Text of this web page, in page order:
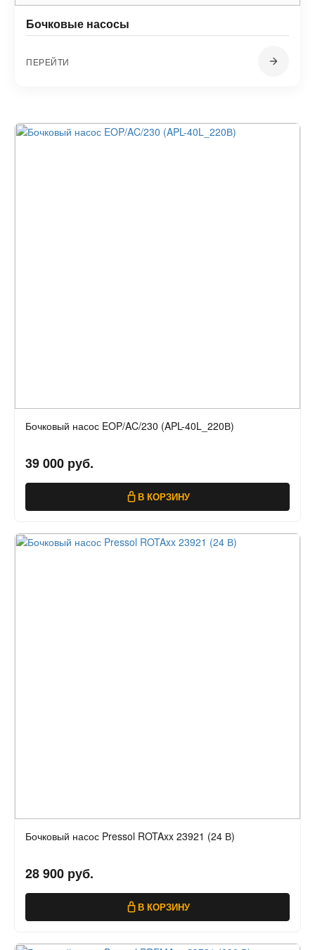
Бочковые насосы
ПЕРЕЙТИ
Бочковый насос EOP/AC/230 (APL-40L_220В)
39 000 руб.
В КОРЗИНУ
Бочковый насос Pressol ROTAxx 23921 (24 В)
28 900 руб.
В КОРЗИНУ